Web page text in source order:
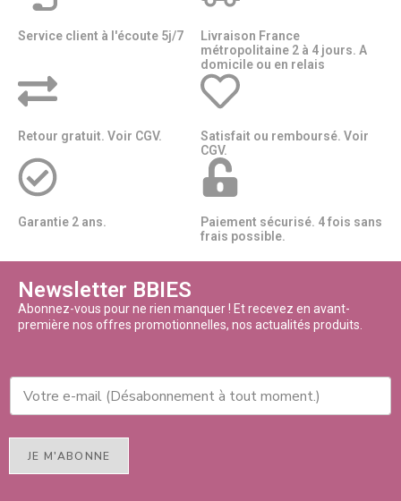
Service client à l'écoute 5j/7
Livraison France
métropolitaine 2 à 4 jours. A
domicile ou en relais​​
Retour gratuit. Voir CGV.
Satisfait ou remboursé. Voir
CGV.
Garantie 2 ans.
Paiement sécurisé. 4 fois sans
frais possible.
Newsletter BBIES
Abonnez-vous pour ne rien manquer ! Et recevez en avant-
première nos offres promotionnelles, nos actualités produits.
JE M'ABONNE